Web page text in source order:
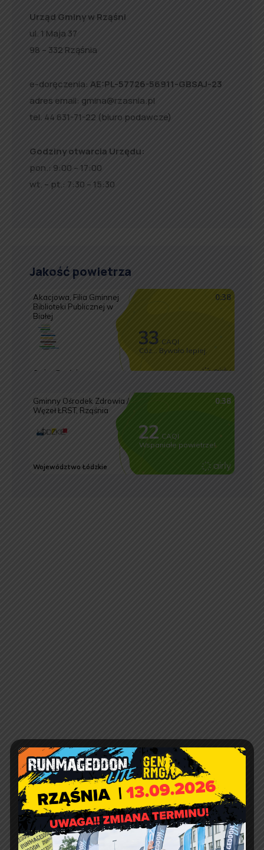
Urząd Gminy w Rząśni
ul. 1 Maja 37
98 – 332 Rząśnia
e-doręczenia: AE:PL-57726-56911-GBSAJ-23
adres email: gmina@rzasnia.pl
tel. 44 631-71-22 (biuro podawcze)
Godziny otwarcia Urzędu:
pon.: 9:00 – 17:00
wt. – pt.: 7:30 – 15:30
Jakość powietrza